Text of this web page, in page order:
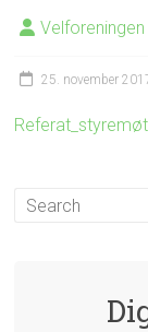
Velforeningen
25. november